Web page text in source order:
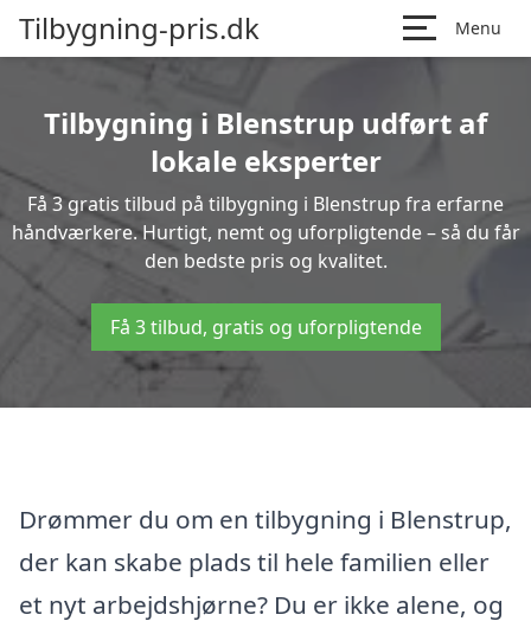
Tilbygning-pris.dk Menu
Tilbygning i Blenstrup udført af
lokale eksperter
Få 3 gratis tilbud på tilbygning i Blenstrup fra erfarne
håndværkere. Hurtigt, nemt og uforpligtende – så du får
den bedste pris og kvalitet.
Få 3 tilbud, gratis og uforpligtende
Drømmer du om en tilbygning i Blenstrup,
der kan skabe plads til hele familien eller
et nyt arbejdshjørne? Du er ikke alene, og